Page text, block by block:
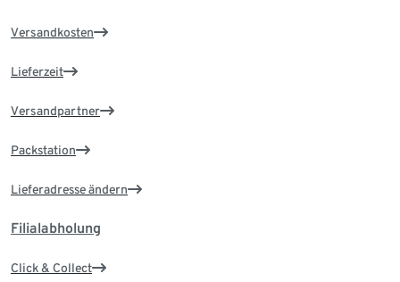
Versandkosten
Lieferzeit
Versandpartner
Packstation
Lieferadresse ändern
Filialabholung
Click & Collect